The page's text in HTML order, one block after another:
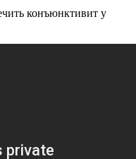
конъюнктивит у